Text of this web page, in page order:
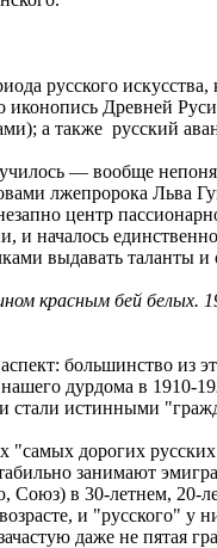
русского искусства,
Древней
а также русский
— вообще
лжепророка Льва
центр
и началось
выдавать таланты и
красным бей белых.
большинство из
дурдома в 1910-
стали истинными
"самых дорогих
занимают
в 30-летнем, 20-
и "русского" у
даже не пятая